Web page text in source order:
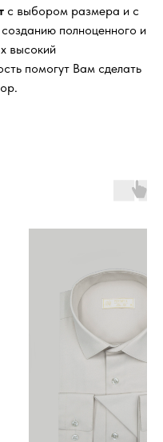
с выбором размера и с
полноценного и
высокий
помогут Вам сделать